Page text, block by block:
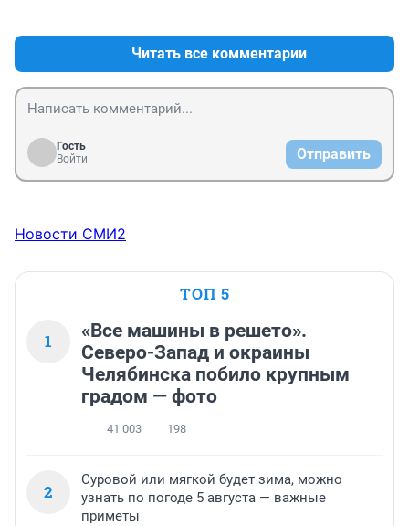
Читать все комментарии
Гость
Войти
Отправить
Новости СМИ2
ТОП 5
1
«Все машины в решето».
Северо-Запад и окраины
Челябинска побило крупным
градом — фото
41 003 198
2
Суровой или мягкой будет зима, можно
узнать по погоде 5 августа — важные
приметы